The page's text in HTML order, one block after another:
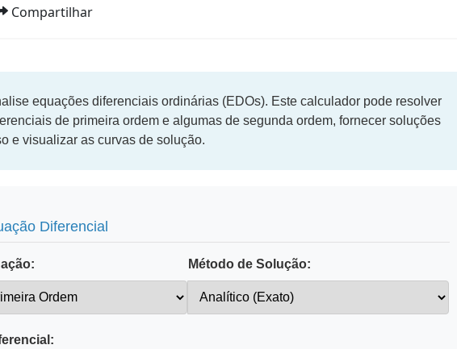
Compartilhar
equações diferenciais ordinárias (EDOs). Este calculador pode resolver
de primeira ordem e algumas de segunda ordem, fornecer soluções
e visualizar as curvas de solução.
Diferencial
Método de Solução: